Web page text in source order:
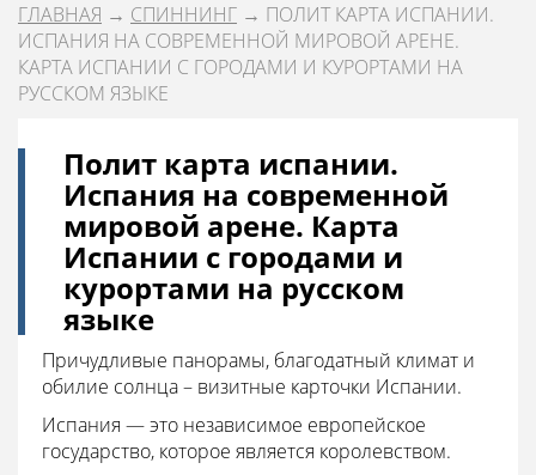
ГЛАВНАЯ → СПИННИНГ → ПОЛИТ КАРТА ИСПАНИИ.
ИСПАНИЯ НА СОВРЕМЕННОЙ МИРОВОЙ АРЕНЕ.
КАРТА ИСПАНИИ С ГОРОДАМИ И КУРОРТАМИ НА
РУССКОМ ЯЗЫКЕ
Полит карта испании.
Испания на современной
мировой арене. Карта
Испании с городами и
курортами на русском
языке
Причудливые панорамы, благодатный климат и
обилие солнца – визитные карточки Испании.
Испания — это независимое европейское
государство, которое является королевством.